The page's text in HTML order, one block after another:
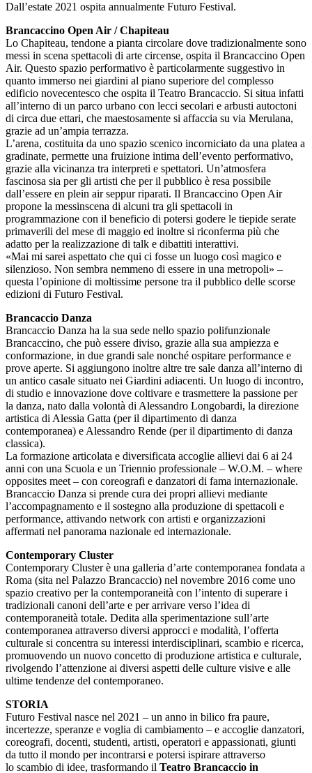
Dall’estate 2021 ospita annualmente Futuro Festival.
Brancaccino Open Air / Chapiteau
Lo Chapiteau, tendone a pianta circolare dove tradizionalmente sono
messi in scena spettacoli di arte circense, ospita il Brancaccino Open
Air. Questo spazio performativo è particolarmente suggestivo in
quanto immerso nei giardini al piano superiore del complesso
edificio novecentesco che ospita il Teatro Brancaccio. Si situa infatti
all’interno di un parco urbano con lecci secolari e arbusti autoctoni
di circa due ettari, che maestosamente si affaccia su via Merulana,
grazie ad un’ampia terrazza.
L’arena, costituita da uno spazio scenico incorniciato da una platea a
gradinate, permette una fruizione intima dell’evento performativo,
grazie alla vicinanza tra interpreti e spettatori. Un’atmosfera
fascinosa sia per gli artisti che per il pubblico è resa possibile
dall’essere en plein air seppur riparati. Il Brancaccino Open Air
propone la messinscena di alcuni tra gli spettacoli in
programmazione con il beneficio di potersi godere le tiepide serate
primaverili del mese di maggio ed inoltre si riconferma più che
adatto per la realizzazione di talk e dibattiti interattivi.
«Mai mi sarei aspettato che qui ci fosse un luogo così magico e
silenzioso. Non sembra nemmeno di essere in una metropoli» –
questa l’opinione di moltissime persone tra il pubblico delle scorse
edizioni di Futuro Festival.
Brancaccio Danza
Brancaccio Danza ha la sua sede nello spazio polifunzionale
Brancaccino, che può essere diviso, grazie alla sua ampiezza e
conformazione, in due grandi sale nonché ospitare performance e
prove aperte. Si aggiungono inoltre altre tre sale danza all’interno di
un antico casale situato nei Giardini adiacenti. Un luogo di incontro,
di studio e innovazione dove coltivare e trasmettere la passione per
la danza, nato dalla volontà di Alessandro Longobardi, la direzione
artistica di Alessia Gatta (per il dipartimento di danza
contemporanea) e Alessandro Rende (per il dipartimento di danza
classica).
La formazione articolata e diversificata accoglie allievi dai 6 ai 24
anni con una Scuola e un Triennio professionale – W.O.M. – where
opposites meet – con coreografi e danzatori di fama internazionale.
Brancaccio Danza si prende cura dei propri allievi mediante
l’accompagnamento e il sostegno alla produzione di spettacoli e
performance, attivando network con artisti e organizzazioni
affermati nel panorama nazionale ed internazionale.
Contemporary Cluster
Contemporary Cluster è una galleria d’arte contemporanea fondata a
Roma (sita nel Palazzo Brancaccio) nel novembre 2016 come uno
spazio creativo per la contemporaneità con l’intento di superare i
tradizionali canoni dell’arte e per arrivare verso l’idea di
contemporaneità totale. Dedita alla sperimentazione sull’arte
contemporanea attraverso diversi approcci e modalità, l’offerta
culturale si concentra su interessi interdisciplinari, scambio e ricerca,
promuovendo un nuovo concetto di produzione artistica e culturale,
rivolgendo l’attenzione ai diversi aspetti delle culture visive e alle
ultime tendenze del contemporaneo.
STORIA
Futuro Festival nasce nel 2021 – un anno in bilico fra paure,
incertezze, speranze e voglia di cambiamento – e accoglie danzatori,
coreografi, docenti, studenti, artisti, operatori e appassionati, giunti
da tutto il mondo per incontrarsi e potersi ispirare attraverso
lo scambio di idee, trasformando il Teatro Brancaccio in